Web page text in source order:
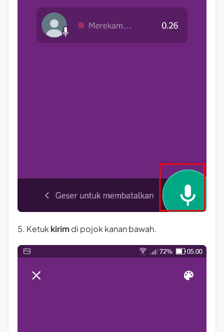
5. Ketuk kirimdi pojok kanan bawah.